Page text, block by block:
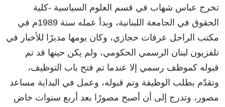
تخرج عباس شهاب في قسم العلوم السياسية -كلية
الحقوق في الجامعة اللبنانية، وبدأ عمله سنة 1989م في
مكتب الراحل عرفات حجازي، وكان يومها مديرًا للأخبار في
تلفزيون لبنان الرسمي الحكومي، ولم يكن حينها قد تم
قبوله كموظف رسمي إلا عندما تم فتح باب التوظيف،
وتقدّم بطلب الوظيفة وتم قبوله، وعمل في البداية مساعد
مصور، وتدرج إلى أن أصبح مصورًا بعد أربع سنوات خاض